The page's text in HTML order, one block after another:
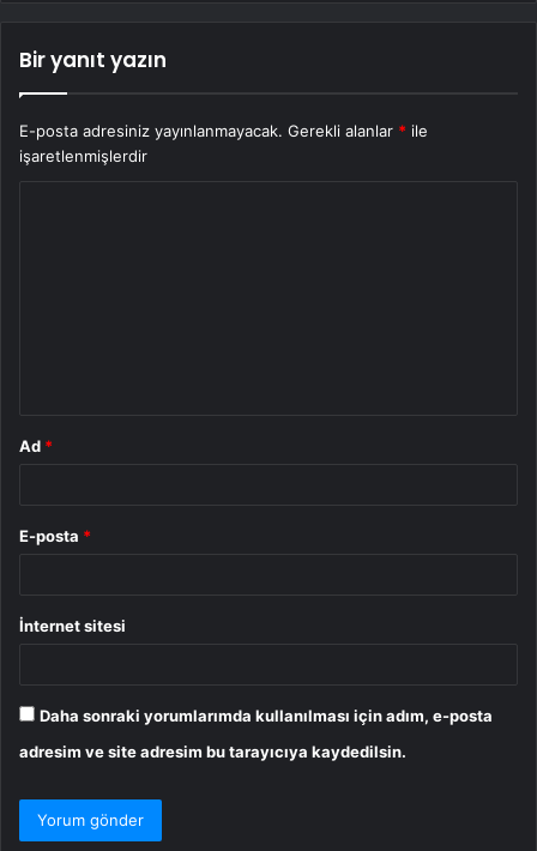
Bir yanıt yazın
E-posta adresiniz yayınlanmayacak. Gerekli alanlar * ile
işaretlenmişlerdir
Ad *
E-posta *
İnternet sitesi
Daha sonraki yorumlarımda kullanılması için adım, e-posta
adresim ve site adresim bu tarayıcıya kaydedilsin.